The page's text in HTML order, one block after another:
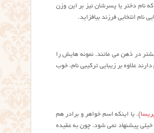
نام دختر یا پسرشان نیز بر این وزن
انتخابی فرزند بیافزاید.
در ذهن می مانند. نمونه هایش را
علاوه بر زیبایی ترکیبی نام، خوب
). یا اینکه اسم خواهر و برادر هم
خیلی پیشنهاد نمی شود. چون به عقیده